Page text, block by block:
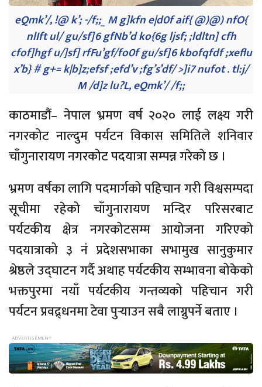
eQmk’/, !@ k’; -/f;;_ M g]kfn e|d0f aif{ @)@) nfO{
nlIft ul/ gu/sf]6 gfNb’d ko{6g ljsf; ;ldltn] cfh
cfof]hgf u/]sf] rfFu’gf/fo0f gu/sf]6 kbofqfdf ;xeflu
x’b} # g+= k|b]z;efsf ;efd’v ;fg’s’df/ >]i7 nufot . tl:j/
M /d]z lu?L, eQmk’/ /f;;
काठमाडौं– नेपाल भ्रमण वर्ष २०२० लाई लक्ष्य गरी
नगरकोट नाल्दुम पर्यटन विकास समितिले शनिवार
चाँगुनारायण नगरकोट पदयात्रा सम्पन्न गरेको छ ।
भ्रमण वर्षका लागि पदमार्गको पहिचान गरी विश्वसम्पदा
सूचीमा रहेको चाँगुनारायण मन्दिर परिसरबाट
पर्यटकीय क्षेत्र नगरकोटसम्म आयोजना गरिएको
पदयात्राको ३ नं प्रदेशसभाका सभामुख सानुकुमार
श्रेष्ठले उद्घाटन गर्दै अथाह पर्यटकीय सम्भावना बोकेको
भक्तपुरमा नयाँ पर्यटकीय गन्तव्यको पहिचान गरी
पर्यटन प्रवद्र्धनमा टेवा पुर्‍याउन सबै लाग्नुपर्ने बताए ।